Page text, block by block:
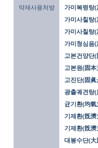
약재사용처방
가미복령탕
가미사칠탕
가미사칠탕
가미청심음
고본건양단
고본원(固本
고진단(固眞
광출궤견탕
균기환(均氣
기제환(旣濟
기제환(旣濟
대봉수단(大